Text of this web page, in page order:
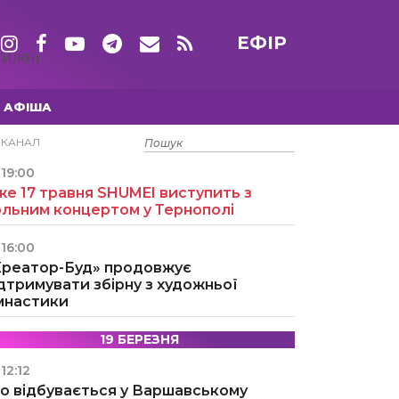
ЕФІР
АФІША
15 ТРАВНЯ
19:00
17 травня SHUMEI виступить з
концертом у Тернополі
16:00
Буд» продовжує
збірну з художньої
19 БЕРЕЗНЯ
12:12
відбувається у Варшавському